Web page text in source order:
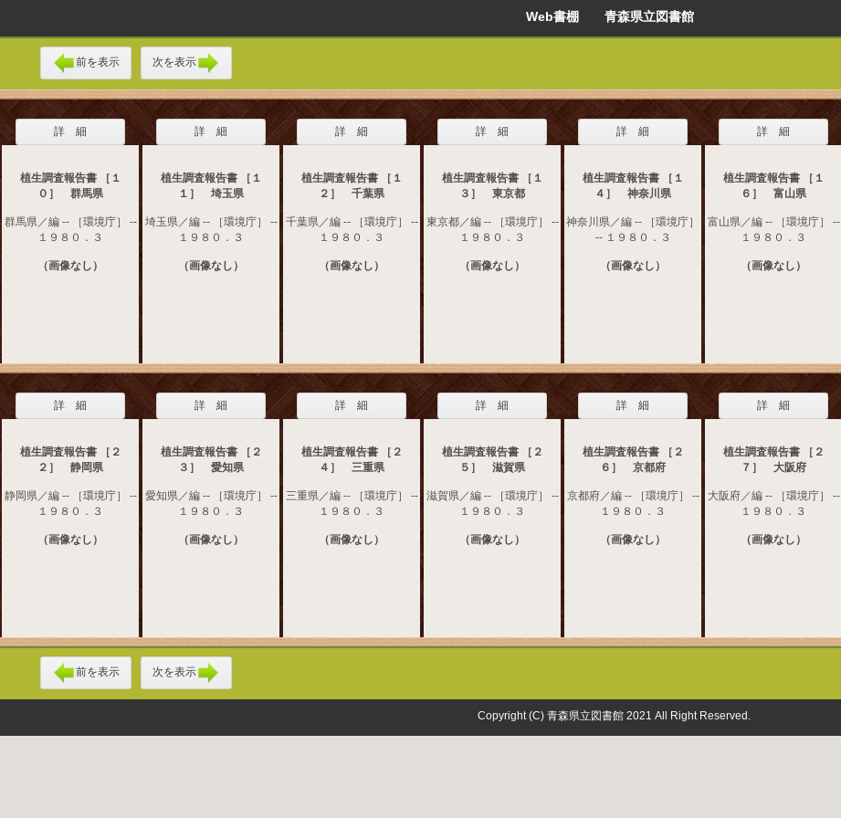
Web書棚 青森県立図書館
前を表示 次を表示
詳 細
植生調査報告書 ［１
０］ 群馬県
群馬県／編 -- ［環境庁］ --
１９８０．３
（画像なし）
詳 細
植生調査報告書 ［１
１］ 埼玉県
埼玉県／編 -- ［環境庁］ --
１９８０．３
（画像なし）
詳 細
植生調査報告書 ［１
２］ 千葉県
千葉県／編 -- ［環境庁］ --
１９８０．３
（画像なし）
詳 細
植生調査報告書 ［１
３］ 東京都
東京都／編 -- ［環境庁］ --
１９８０．３
（画像なし）
詳 細
植生調査報告書 ［１
４］ 神奈川県
神奈川県／編 -- ［環境庁］
-- １９８０．３
（画像なし）
詳 細
植生調査報告書 ［１
６］ 富山県
富山県／編 -- ［環境庁］ --
１９８０．３
（画像なし）
詳 細
植生調査報告書 ［２
２］ 静岡県
静岡県／編 -- ［環境庁］ --
１９８０．３
（画像なし）
詳 細
植生調査報告書 ［２
３］ 愛知県
愛知県／編 -- ［環境庁］ --
１９８０．３
（画像なし）
詳 細
植生調査報告書 ［２
４］ 三重県
三重県／編 -- ［環境庁］ --
１９８０．３
（画像なし）
詳 細
植生調査報告書 ［２
５］ 滋賀県
滋賀県／編 -- ［環境庁］ --
１９８０．３
（画像なし）
詳 細
植生調査報告書 ［２
６］ 京都府
京都府／編 -- ［環境庁］ --
１９８０．３
（画像なし）
詳 細
植生調査報告書 ［２
７］ 大阪府
大阪府／編 -- ［環境庁］ --
１９８０．３
（画像なし）
前を表示 次を表示
Copyright (C) 青森県立図書館 2021 All Right Reserved.